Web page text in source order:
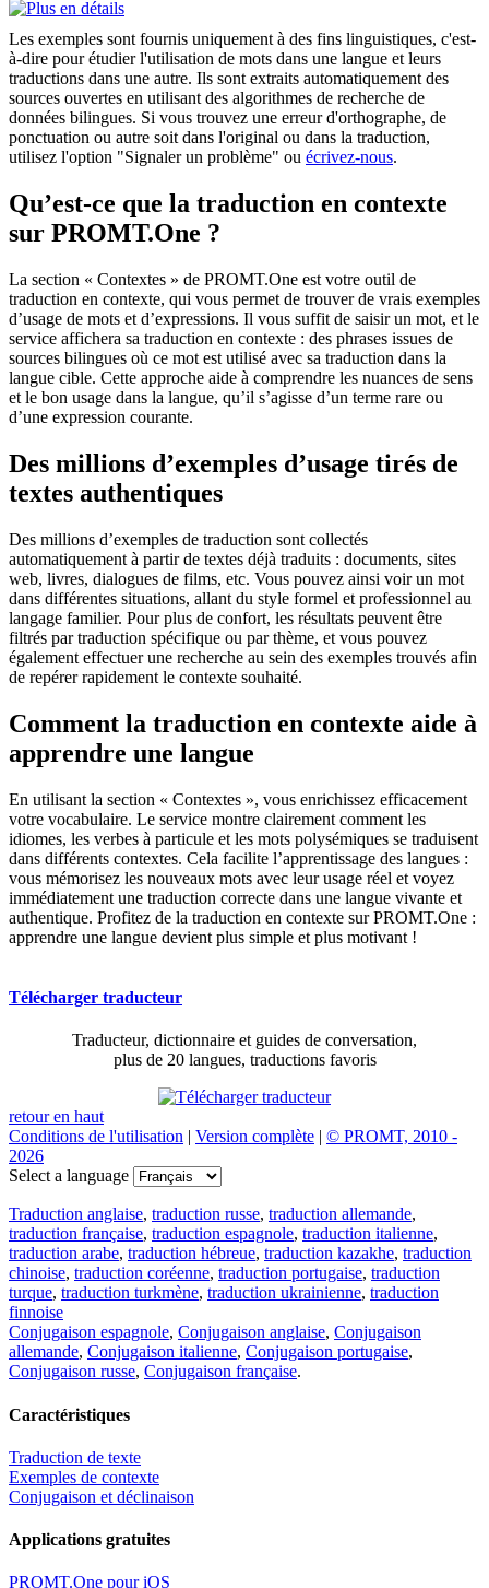
Les exemples sont fournis uniquement à des fins linguistiques, c'est-
à-dire pour étudier l'utilisation de mots dans une langue et leurs
traductions dans une autre. Ils sont extraits automatiquement des
sources ouvertes en utilisant des algorithmes de recherche de
données bilingues. Si vous trouvez une erreur d'orthographe, de
ponctuation ou autre soit dans l'original ou dans la traduction,
utilisez l'option "Signaler un problème" ou écrivez-nous.
Qu’est-ce que la traduction en contexte
sur PROMT.One ?
La section « Contextes » de PROMT.One est votre outil de
traduction en contexte, qui vous permet de trouver de vrais exemples
d’usage de mots et d’expressions. Il vous suffit de saisir un mot, et le
service affichera sa traduction en contexte : des phrases issues de
sources bilingues où ce mot est utilisé avec sa traduction dans la
langue cible. Cette approche aide à comprendre les nuances de sens
et le bon usage dans la langue, qu’il s’agisse d’un terme rare ou
d’une expression courante.
Des millions d’exemples d’usage tirés de
textes authentiques
Des millions d’exemples de traduction sont collectés
automatiquement à partir de textes déjà traduits : documents, sites
web, livres, dialogues de films, etc. Vous pouvez ainsi voir un mot
dans différentes situations, allant du style formel et professionnel au
langage familier. Pour plus de confort, les résultats peuvent être
filtrés par traduction spécifique ou par thème, et vous pouvez
également effectuer une recherche au sein des exemples trouvés afin
de repérer rapidement le contexte souhaité.
Comment la traduction en contexte aide à
apprendre une langue
En utilisant la section « Contextes », vous enrichissez efficacement
votre vocabulaire. Le service montre clairement comment les
idiomes, les verbes à particule et les mots polysémiques se traduisent
dans différents contextes. Cela facilite l’apprentissage des langues :
vous mémorisez les nouveaux mots avec leur usage réel et voyez
immédiatement une traduction correcte dans une langue vivante et
authentique. Profitez de la traduction en contexte sur PROMT.One :
apprendre une langue devient plus simple et plus motivant !
Télécharger traducteur
Traducteur, dictionnaire et guides de conversation,
plus de 20 langues, traductions favoris
retour en haut
Conditions de l'utilisation | Version complète | © PROMT, 2010 -
2026
Select a language
Traduction anglaise, traduction russe, traduction allemande,
traduction française, traduction espagnole, traduction italienne,
traduction arabe, traduction hébreue, traduction kazakhe, traduction
chinoise, traduction coréenne, traduction portugaise, traduction
turque, traduction turkmène, traduction ukrainienne, traduction
finnoise
Conjugaison espagnole, Conjugaison anglaise, Conjugaison
allemande, Conjugaison italienne, Conjugaison portugaise,
Conjugaison russe, Conjugaison française.
Caractéristiques
Traduction de texte
Exemples de contexte
Conjugaison et déclinaison
Applications gratuites
PROMT.One pour iOS